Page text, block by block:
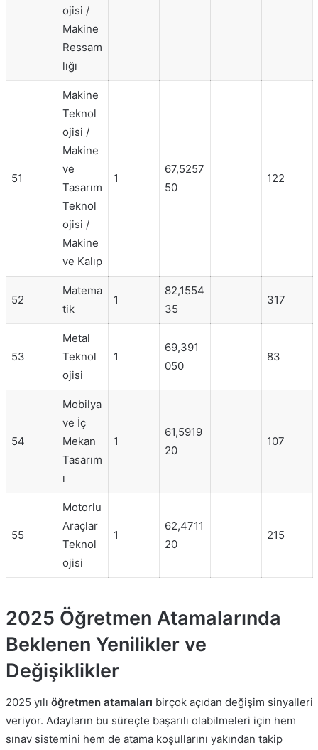
ojisi /
Makine
Ressam
lığı
51
Makine
Teknol
ojisi /
Makine
ve
Tasarım
Teknol
ojisi /
Makine
ve Kalıp
1
67,5257
50
122
52
Matema
tik
1
82,1554
35
317
53
Metal
Teknol
ojisi
1
69,391
050
83
54
Mobilya
ve İç
Mekan
Tasarım
ı
1
61,5919
20
107
55
Motorlu
Araçlar
Teknol
ojisi
1
62,4711
20
215
2025 Öğretmen Atamalarında
Beklenen Yenilikler ve
Değişiklikler
2025 yılı öğretmen atamaları birçok açıdan değişim sinyalleri
veriyor. Adayların bu süreçte başarılı olabilmeleri için hem
sınav sistemini hem de atama koşullarını yakından takip